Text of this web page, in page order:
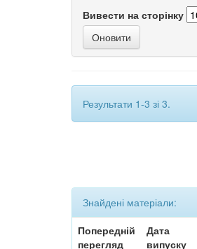
Вивести на сторінку
Результати 1-3 зі 3.
Знайдені матеріали:
Попередній
перегляд
Дата
випуску